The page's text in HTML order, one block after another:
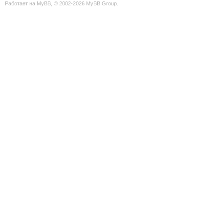
Работает на MyBB , © 2002-2026 MyBB Group